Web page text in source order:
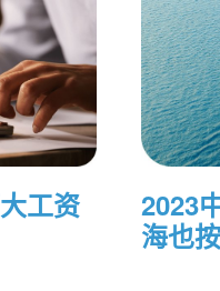
工资
2023
海也